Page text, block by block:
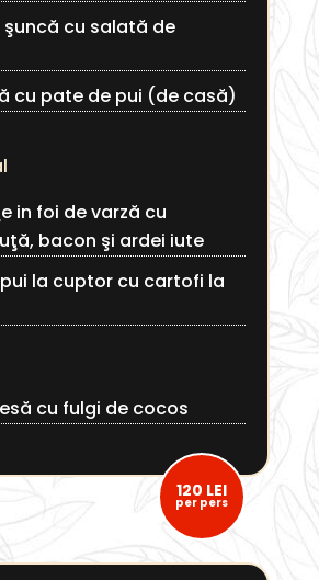
şuncă cu salată de
cu pate de pui (de casă)
in foi de varză cu
bacon şi ardei iute
la cuptor cu cartofi la
cu fulgi de cocos
120 LEI
per pers